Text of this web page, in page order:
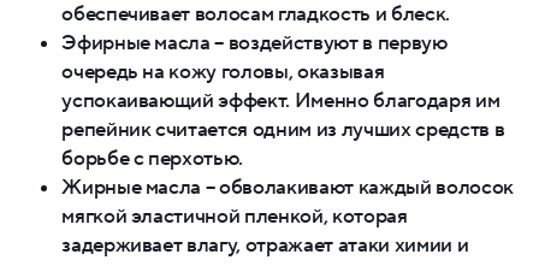
обеспечивает волосам гладкость и блеск.
Эфирные масла – воздействуют в первую
очередь на кожу головы, оказывая
успокаивающий эффект. Именно благодаря им
репейник считается одним из лучших средств в
борьбе с перхотью.
Жирные масла – обволакивают каждый волосок
мягкой эластичной пленкой, которая
задерживает влагу, отражает атаки химии и